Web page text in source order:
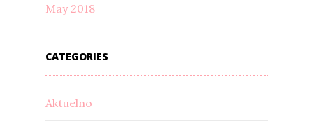
May 2018
CATEGORIES
Aktuelno